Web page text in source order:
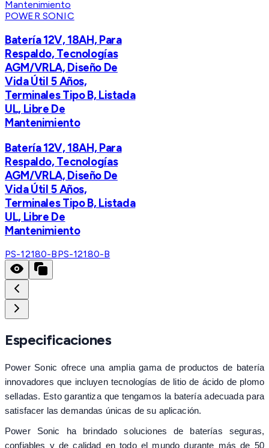
POWER SONIC
Batería 12V, 18AH, Para
Respaldo, Tecnologías
AGM/VRLA, Diseño De
Vida Útil 5 Años,
Terminales Tipo B, Listada
UL, Libre De
Mantenimiento
Batería 12V, 18AH, Para
Respaldo, Tecnologías
AGM/VRLA, Diseño De
Vida Útil 5 Años,
Terminales Tipo B, Listada
UL, Libre De
Mantenimiento
PS-12180-BPS-12180-B
Especificaciones
Power Sonic ofrece una amplia gama de productos de batería
innovadores que incluyen tecnologías de litio de ácido de plomo
selladas. Esto garantiza que tengamos la batería adecuada para
satisfacer las demandas únicas de su aplicación.
Power Sonic ha brindado soluciones de baterías seguras,
confiables y de calidad en todo el mundo durante más de 50